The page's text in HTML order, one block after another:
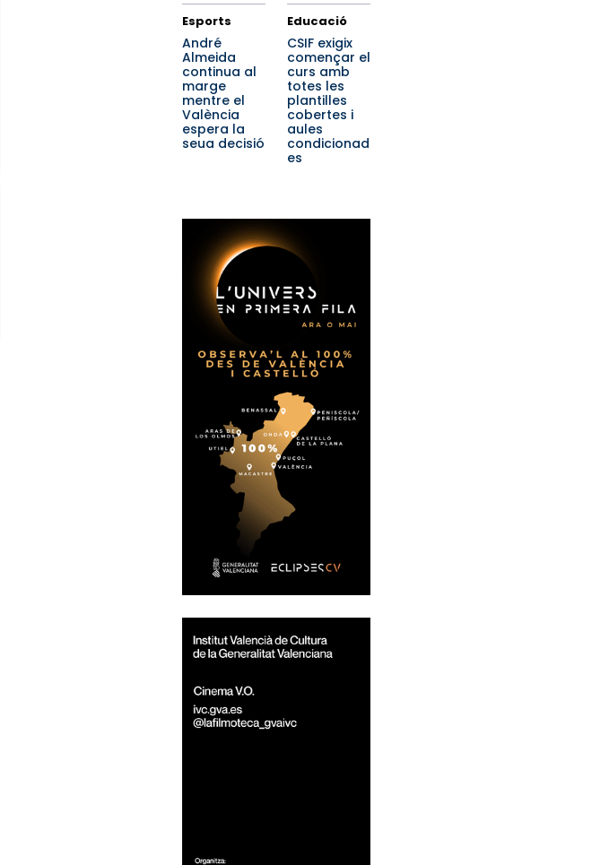
Esports
André
Almeida
continua al
marge
mentre el
València
espera la
seua decisió
Educació
CSIF exigix
començar el
curs amb
totes les
plantilles
cobertes i
aules
condicionad
es